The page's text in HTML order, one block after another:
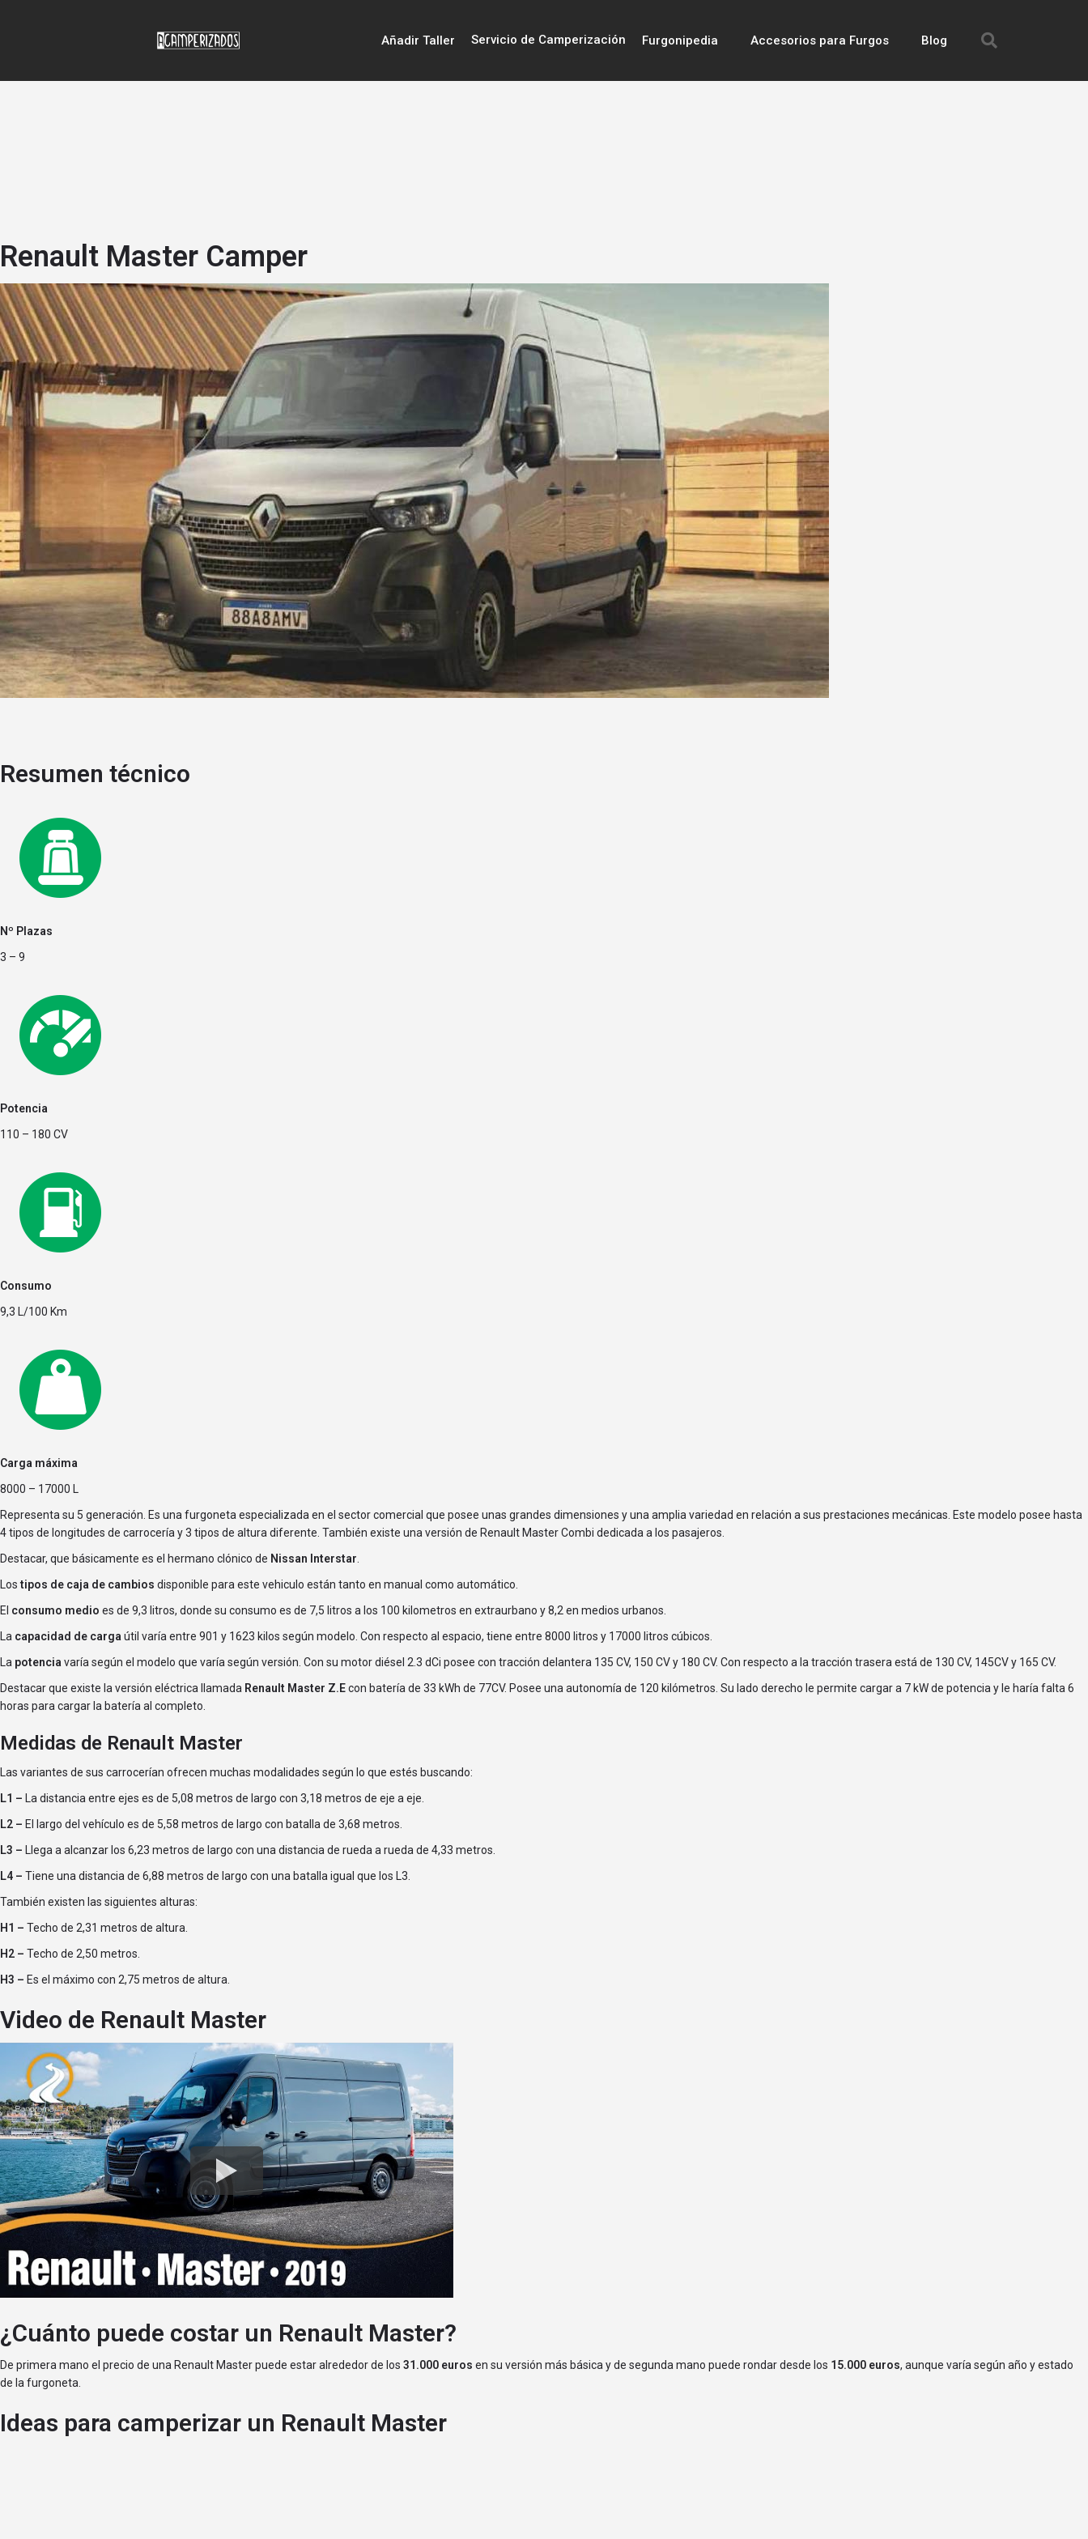
Añadir Taller Servicio de Camperización Furgonipedia Accesorios para Furgos Blog
Renault Master Camper
Resumen técnico
Nº Plazas
3 – 9
Potencia
110 – 180 CV
Consumo
9,3 L/100 Km
Carga máxima
8000 – 17000 L
Representa su 5 generación. Es una furgoneta especializada en el sector comercial que posee unas grandes dimensiones y una amplia variedad en relación a sus prestaciones mecánicas. Este modelo posee hasta
4 tipos de longitudes de carrocería y 3 tipos de altura diferente. También existe una versión de Renault Master Combi dedicada a los pasajeros.
Destacar, que básicamente es el hermano clónico de Nissan Interstar
Lostipos de caja de cambios disponible para este vehiculo están tanto en manual como automático.
El consumo medio es de 9,3 litros, donde su consumo es de 7,5 litros a los 100 kilometros en extraurbano y 8,2 en medios urbanos.
La capacidad de carga útil varía entre 901 y 1623 kilos según modelo. Con respecto al espacio, tiene entre 8000 litros y 17000 litros cúbicos.
La potencia varía según el modelo que varía según versión. Con su motor diésel 2.3 dCi posee con tracción delantera 135 CV, 150 CV y 180 CV. Con respecto a la tracción trasera está de 130 CV, 145CV y 165 CV.
Destacar que existe la versión eléctrica llamada Renault Master Z.Econ batería de 33 kWh de 77CV. Posee una autonomía de 120 kilómetros. Su lado derecho le permite cargar a 7 kW de potencia y le haría falta 6
horas para cargar la batería al completo.
Medidas de Renault Master
Las variantes de sus carrocerían ofrecen muchas modalidades según lo que estés buscando:
L1 – La distancia entre ejes es de 5,08 metros de largo con 3,18 metros de eje a eje.
L2 – El largo del vehículo es de 5,58 metros de largo con batalla de 3,68 metros.
L3 – Llega a alcanzar los 6,23 metros de largo con una distancia de rueda a rueda de 4,33 metros.
L4 – Tiene una distancia de 6,88 metros de largo con una batalla igual que los L3.
También existen las siguientes alturas:
H1 – Techo de 2,31 metros de altura.
H2 – Techo de 2,50 metros.
H3 – Es el máximo con 2,75 metros de altura.
Video de Renault Master
¿Cuánto puede costar un Renault Master?
De primera mano el precio de una Renault Master puede estar alrededor de los 31.000 euros en su versión más básica y de segunda mano puede rondar desde los 15.000 euros, aunque varía según año y estado
de la furgoneta.
Ideas para camperizar un Renault Master